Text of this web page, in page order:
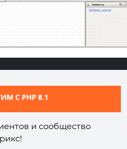
и сообщество